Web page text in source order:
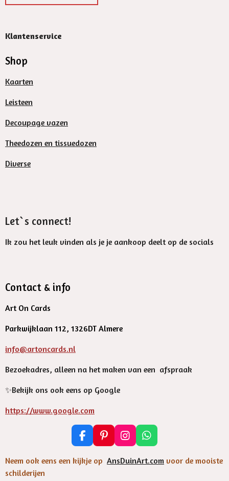
Klantenservice
Shop
Kaarten
Leisteen
Decoupage vazen
Theedozen en tissuedozen
Diverse
Let`s connect!
Ik zou het leuk vinden als je je aankoop deelt op de socials
Contact & info
Art On Cards
Parkwijklaan 112, 1326DT Almere
info@artoncards.nl
Bezoekadres, alleen na het maken van een afspraak
✨️Bekijk ons ook eens op Google
https://www.google.com
F
a
c
P
i
n
I
n
s
W
h
a
Neem ook eens een kijkje op AnsDuinArt.com voor de mooiste
schilderijen